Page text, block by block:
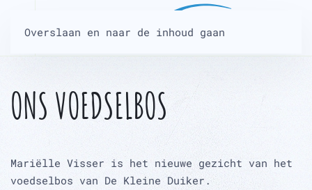
Overslaan en naar de inhoud gaan
ONS VOEDSELBOS
Mariëlle Visser is het nieuwe gezicht van het
voedselbos van De Kleine Duiker.